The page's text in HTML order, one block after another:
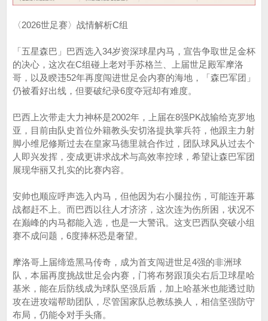
〈2026世足赛〉战情解析C组
「五星森巴」巴西选入34岁资深球星内马，宣告争取世足金杯
的决心，这次在C组碰上老对手苏格兰、上届世足殿军摩洛
哥，以及睽违52年再度闯进世足会内赛的海地，「森巴军团」
仍被看好出线，但要破纪录6度夺冠却有难度。
巴西上次带走大力神杯是2002年，上届在8强PK战输给克罗地
亚，目前由队史首位外籍教头安切洛提执掌兵符，他跟主力射
脚小维尼修斯过去在皇家马德里就合作过，团队球风从过去个
人即兴发挥，变成更讲求战术与高效率控球，希望让森巴军团
展现华丽又扎实的比赛内容。
安帅也顺应呼声选入内马，但他因为右小腿拉伤，可能连开幕
战都赶不上。而巴西以往人才济济，这次连为伤所困，状况不
在巅峰的内马都能入选，也是一大警讯。这支巴西队突破小组
赛不成问题，6度捧杯恐是奢望。
摩洛哥上届缔造黑马传奇，成为首支闯进世足4强的非洲球
队，本届再度挑战世足会内赛，门将布努跟顶尖右后卫球星哈
基米，能在后防线成为球队坚强后盾，加上哈基米也能透过助
攻在进攻端帮助团队，尽管国家队总教练换人，相信坚强防守
布局，仍能令对手头痛。